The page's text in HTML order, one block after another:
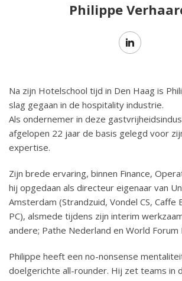
Philippe
Na zijn Hotelschool tijd in Den Haag is
slag gegaan in de hospitality industrie.
Als ondernemer in deze
afgelopen 22 jaar de basis gelegd voor
expertise.
Zijn brede ervaring, binnen Finance,
hij opgedaan als directeur eigenaar van
Amsterdam (Strandzuid, Vondel CS, Caffe
PC), alsmede tijdens zijn interim
andere; Pathe Nederland en World Forum
Philippe heeft een no-nonsense
doelgerichte all-rounder. Hij zet teams in